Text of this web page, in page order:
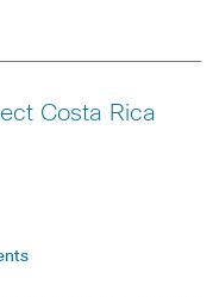
Costa Rica